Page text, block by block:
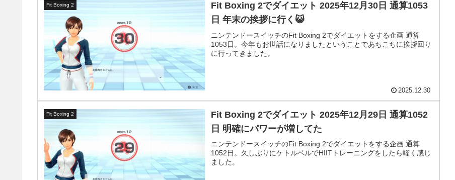
Fit Boxing 2
Fit Boxing 2でダイエット 2025年12月30日 通算1053
日 年末の挨拶に行く😺
ニンテンドースイッチのFit Boxing 2でダイエットをする企画 通算
1053日。今年もお世話になりましたということであちこちに挨拶回り
に行ってきました。
2025.12.30
Fit Boxing 2
Fit Boxing 2でダイエット 2025年12月29日 通算1052
日 明確にパワーが増してた
ニンテンドースイッチのFit Boxing 2でダイエットをする企画 通算
1052日。久しぶりにケトルベルでHIITトレーニングをしたら軽く感じ
ました。